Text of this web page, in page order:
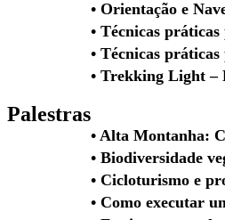
• Orientação e
• Técnicas
• Técnicas
• Trekking Light –
Palestras
• Alta Montanha:
• Biodiversidade
• Cicloturismo e
• Como executar